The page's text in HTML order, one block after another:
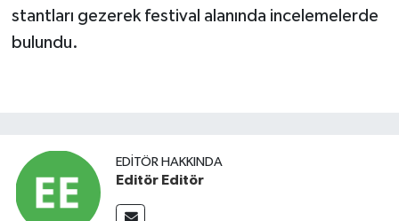
stantları gezerek festival alanında incelemelerde
bulundu.
EDITÖR HAKKINDA
Editör Editör